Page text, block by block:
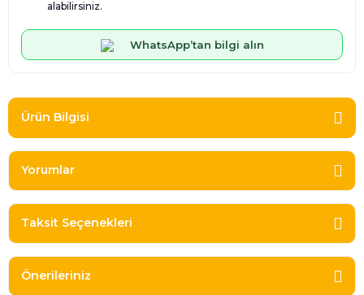
alabilirsiniz.
WhatsApp’tan bilgi alın
Ürün Bilgisi
Yorumlar
Taksit Seçenekleri
Önerileriniz